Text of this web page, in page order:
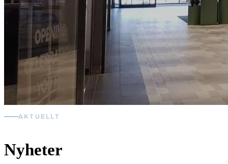
AKTUELLT
Nyheter